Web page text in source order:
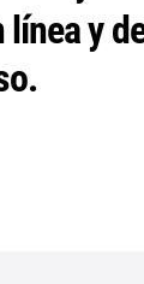
línea y